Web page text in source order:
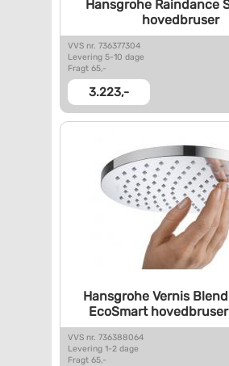
Hansgrohe Raindance
hovedbruser
VVS nr. 736377304
Levering 5-10 dage
Fragt 65,-
3.223,-
Hansgrohe Vernis
EcoSmart
VVS nr. 736388064
Levering 1-2 dage
Fragt 65,-